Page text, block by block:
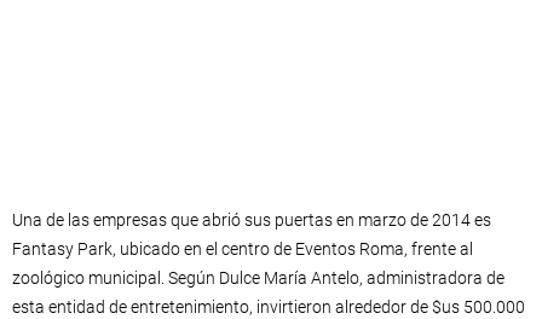
Una de las empresas que abrió sus puertas en marzo de 2014 es
Fantasy Park, ubicado en el centro de Eventos Roma, frente al
zoológico municipal. Según Dulce María Antelo, administradora de
esta entidad de entretenimiento, invirtieron alrededor de $us 500.000